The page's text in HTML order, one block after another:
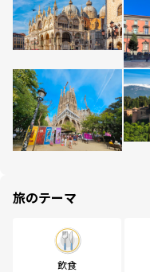
旅のテーマ
飲食